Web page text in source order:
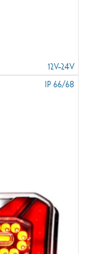
12V-24V
IP 66/68